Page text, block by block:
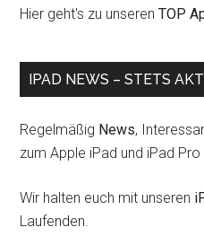
Hier geht's zu unserenTOP
IPAD NEWS – STETS
Regelmäßig News,
zum Apple iPad und iPad Pro
Wir halten euch mit unseren
Laufenden.